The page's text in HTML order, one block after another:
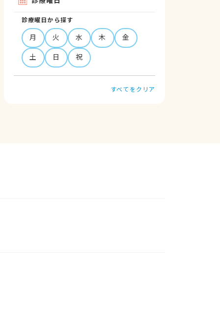
診療曜日から探す
月 火 水 木
金
土
日 祝
すべてをクリア